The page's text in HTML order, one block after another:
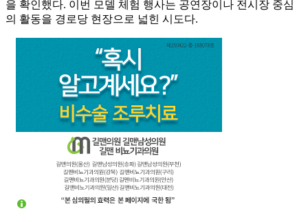
을 확인했다. 이번 모델 체험 행사는 공연장이나 전시장 중심
의 활동을 경로당 현장으로 넓힌 시도다.